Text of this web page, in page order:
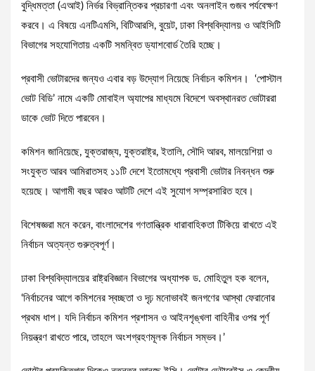
বুদ্ধিমত্তা (এআই) নির্ভর বিভ্রান্তিকর প্রচারণা এবং অনলাইন গুজব পর্যবেক্ষণ
করবে। এ বিষয়ে এনটিএমসি, বিটিআরসি, বুয়েট, ঢাকা বিশ্ববিদ্যালয় ও আইসিটি
বিভাগের সহযোগিতায় একটি সমন্বিত ড্যাশবোর্ড তৈরি হচ্ছে।
প্রবাসী ভোটারদের জন্যও এবার বড় উদ্যোগ নিয়েছে নির্বাচন কমিশন। ‘পোস্টাল
ভোট বিডি’ নামে একটি মোবাইল অ্যাপের মাধ্যমে বিদেশে অবস্থানরত ভোটাররা
ডাকে ভোট দিতে পারবেন।
কমিশন জানিয়েছে, যুক্তরাজ্য, যুক্তরাষ্ট্র, ইতালি, সৌদি আরব, মালয়েশিয়া ও
সংযুক্ত আরব আমিরাতসহ ১১টি দেশে ইতোমধ্যে প্রবাসী ভোটার নিবন্ধন শুরু
হয়েছে। আগামী বছর আরও আটটি দেশে এই সুযোগ সম্প্রসারিত হবে।
বিশেষজ্ঞরা মনে করেন, বাংলাদেশের গণতান্ত্রিক ধারাবাহিকতা টিকিয়ে রাখতে এই
নির্বাচন অত্যন্ত গুরুত্বপূর্ণ।
ঢাকা বিশ্ববিদ্যালয়ের রাষ্ট্রবিজ্ঞান বিভাগের অধ্যাপক ড. মোহিতুল হক বলেন,
‘নির্বাচনের আগে কমিশনের স্বচ্ছতা ও দৃঢ় মনোভাবই জনগণের আস্থা ফেরানোর
প্রথম ধাপ। যদি নির্বাচন কমিশন প্রশাসন ও আইনশৃঙ্খলা বাহিনীর ওপর পূর্ণ
নিয়ন্ত্রণ রাখতে পারে, তাহলে অংশগ্রহণমূলক নির্বাচন সম্ভব।’